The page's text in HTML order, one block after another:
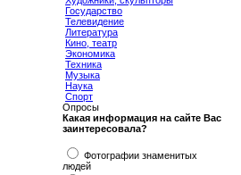
Государство
Телевидение
Литература
Кино, театр
Экономика
Техника
Музыка
Наука
Спорт
Опросы
Какая информация на сайте Вас
заинтересовала?
Фотографии знаменитых
людей